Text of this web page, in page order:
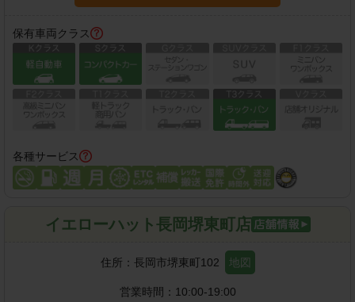
保有車両クラス
各種サービス
イエローハット長岡堺東町店
住所： 長岡市堺東町102 地図
営業時間： 10:00-19:00